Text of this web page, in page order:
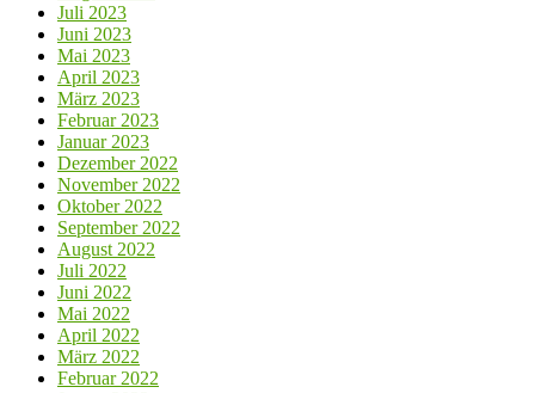
Juli 2023
Juni 2023
Mai 2023
April 2023
März 2023
Februar 2023
Januar 2023
Dezember 2022
November 2022
Oktober 2022
September 2022
August 2022
Juli 2022
Juni 2022
Mai 2022
April 2022
März 2022
Februar 2022